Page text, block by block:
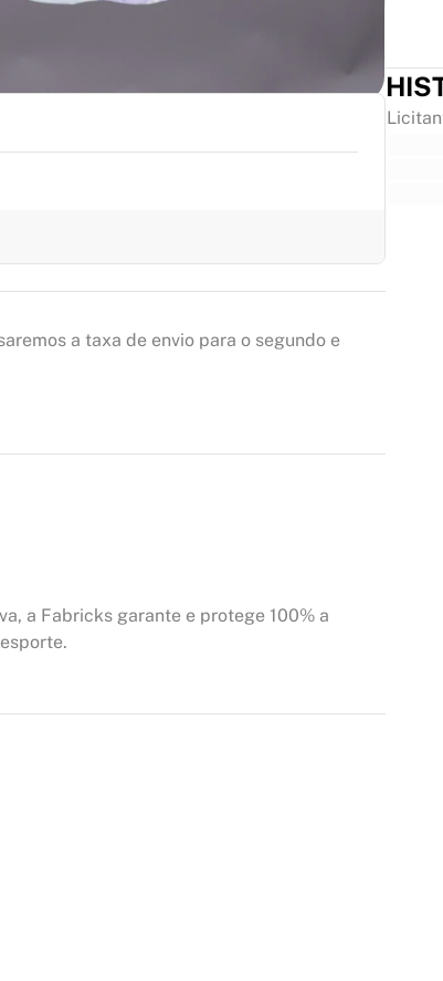
a taxa de envio para o segundo e
a Fabricks garante e protege 100% a